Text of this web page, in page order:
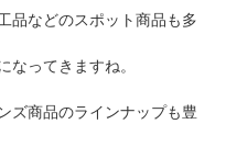
品などのスポット商品も多
なってきますね。
ズ商品のラインナップも豊